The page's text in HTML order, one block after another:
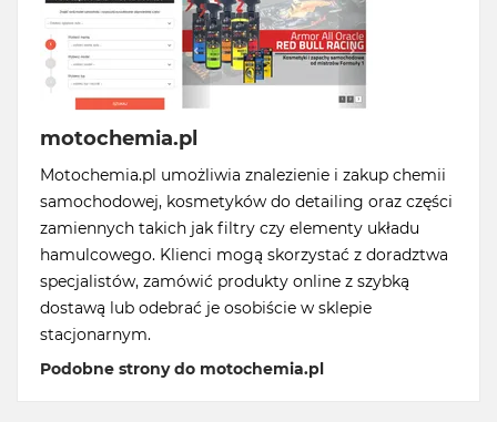
motochemia.pl
Motochemia.pl umożliwia znalezienie i zakup chemii
samochodowej, kosmetyków do detailing oraz części
zamiennych takich jak filtry czy elementy układu
hamulcowego. Klienci mogą skorzystać z doradztwa
specjalistów, zamówić produkty online z szybką
dostawą lub odebrać je osobiście w sklepie
stacjonarnym.
Podobne strony do motochemia.pl